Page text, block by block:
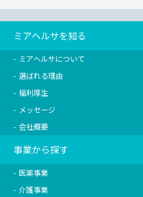
ミアヘルサを知る
ミアヘルサについて
選ばれる理由
福利厚生
メッセージ
会社概要
事業から探す
医薬事業
介護事業